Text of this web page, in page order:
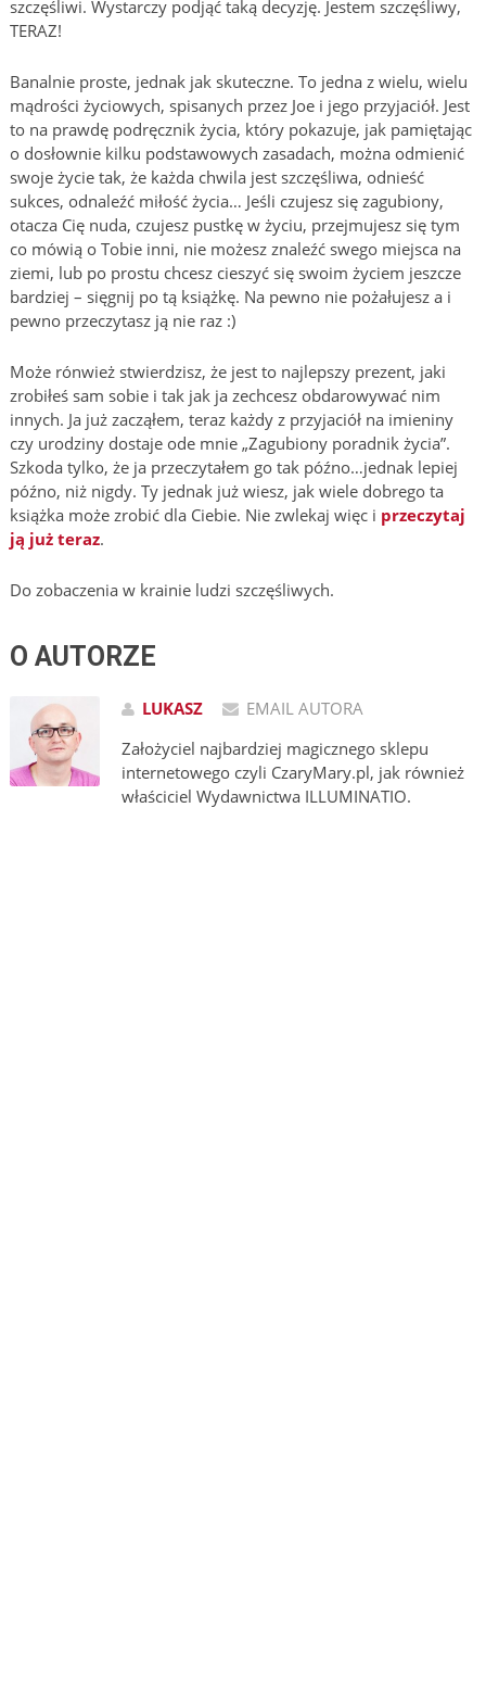
szczęśliwi. Wystarczy podjąć taką decyzję. Jestem szczęśliwy,
TERAZ!
Banalnie proste, jednak jak skuteczne. To jedna z wielu, wielu
mądrości życiowych, spisanych przez Joe i jego przyjaciół. Jest
to na prawdę podręcznik życia, który pokazuje, jak pamiętając
o dosłownie kilku podstawowych zasadach, można odmienić
swoje życie tak, że każda chwila jest szczęśliwa, odnieść
sukces, odnaleźć miłość życia… Jeśli czujesz się zagubiony,
otacza Cię nuda, czujesz pustkę w życiu, przejmujesz się tym
co mówią o Tobie inni, nie możesz znaleźć swego miejsca na
ziemi, lub po prostu chcesz cieszyć się swoim życiem jeszcze
bardziej – sięgnij po tą książkę. Na pewno nie pożałujesz a i
pewno przeczytasz ją nie raz :)
Może rónwież stwierdzisz, że jest to najlepszy prezent, jaki
zrobiłeś sam sobie i tak jak ja zechcesz obdarowywać nim
innych. Ja już zacząłem, teraz każdy z przyjaciół na imieniny
czy urodziny dostaje ode mnie „Zagubiony poradnik życia”.
Szkoda tylko, że ja przeczytałem go tak późno…jednak lepiej
późno, niż nigdy. Ty jednak już wiesz, jak wiele dobrego ta
książka może zrobić dla Ciebie. Nie zwlekaj więc i przeczytaj
ją już teraz.
Do zobaczenia w krainie ludzi szczęśliwych.
O AUTORZE
LUKASZ
EMAIL AUTORA
Założyciel najbardziej magicznego sklepu
internetowego czyli CzaryMary.pl, jak również
właściciel Wydawnictwa ILLUMINATIO.